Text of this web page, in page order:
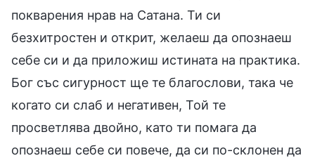
покварения нрав на Сатана. Ти си
безхитростен и открит, желаеш да опознаеш
себе си и да приложиш истината на практика.
Бог със сигурност ще те благослови, така че
когато си слаб и негативен, Той те
просветлява двойно, като ти помага да
опознаеш себе си повече, да си по-склонен да